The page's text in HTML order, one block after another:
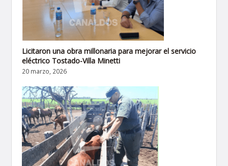
Licitaron una obra millonaria para mejorar el servicio
eléctrico Tostado-Villa Minetti
20 marzo, 2026